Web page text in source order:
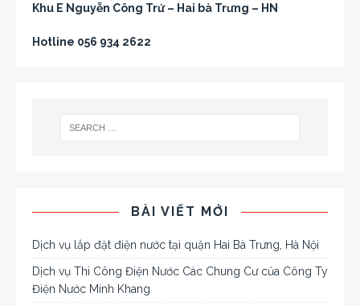
Khu E Nguyễn Công Trứ – Hai bà Trưng – HN
Hotline 056 934 2622
BÀI VIẾT MỚI
Dịch vụ lắp đặt điện nước tại quận Hai Bà Trưng, Hà Nội
Dịch vụ Thi Công Điện Nước Các Chung Cư của Công Ty
Điện Nước Minh Khang